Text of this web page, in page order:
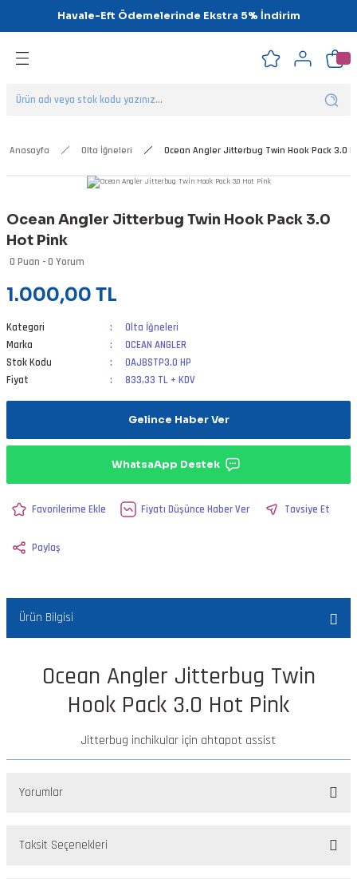
Havale-Eft Ödemelerinde Ekstra 5% İndirim
Geri Dön
Geri Dön
Geri Dön
Geri Dön
Geri Dön
Geri Dön
Anasayfa Olta İğneleri Ocean Angler Jitterbug Twin Hook Pack 3.0
Ocean Angler Jitterbug Twin Hook Pack 3.0
Hot Pink
0 Puan - 0 Yorum
1.000,00 TL
Kategori
Olta İğneleri
Marka
OCEAN ANGLER
Stok Kodu
OAJBSTP3.0 HP
Fiyat
833,33 TL + KDV
Gelince Haber Ver
WhatsaApp Destek
Fiyatı Düşünce Haber Ver Tavsiye Et
Paylaş
Ürün Bilgisi
Ocean Angler Jitterbug Twin
Hook Pack 3.0 Hot Pink
Jitterbug inchikular için ahtapot assist
Yorumlar
Taksit Seçenekleri